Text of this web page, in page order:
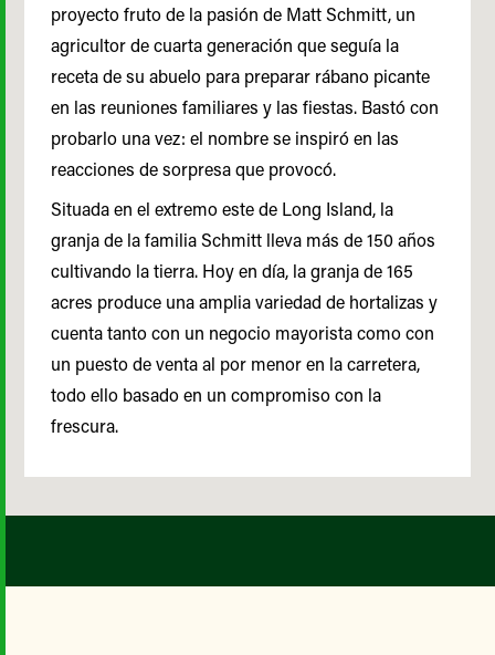
proyecto fruto de la pasión de Matt Schmitt, un
agricultor de cuarta generación que seguía la
receta de su abuelo para preparar rábano picante
en las reuniones familiares y las fiestas. Bastó con
probarlo una vez: el nombre se inspiró en las
reacciones de sorpresa que provocó.
Situada en el extremo este de Long Island, la
granja de la familia Schmitt lleva más de 150 años
cultivando la tierra. Hoy en día, la granja de 165
acres produce una amplia variedad de hortalizas y
cuenta tanto con un negocio mayorista como con
un puesto de venta al por menor en la carretera,
todo ello basado en un compromiso con la
frescura.